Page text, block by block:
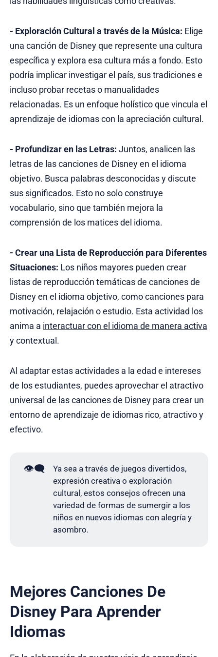
- Exploración Cultural a través de la Música: Elige
una canción de Disney que represente una cultura
específica y explora esa cultura más a fondo. Esto
podría implicar investigar el país, sus tradiciones e
incluso probar recetas o manualidades
relacionadas. Es un enfoque holístico que vincula el
aprendizaje de idiomas con la apreciación cultural.
- Profundizar en las Letras: Juntos, analicen las
letras de las canciones de Disney en el idioma
objetivo. Busca palabras desconocidas y discute
sus significados. Esto no solo construye
vocabulario, sino que también mejora la
comprensión de los matices del idioma.
- Crear una Lista de Reproducción para Diferentes
Situaciones: Los niños mayores pueden crear
listas de reproducción temáticas de canciones de
Disney en el idioma objetivo, como canciones para
motivación, relajación o estudio. Esta actividad los
anima a interactuar con el idioma de manera activa
y contextual.
Al adaptar estas actividades a la edad e intereses
de los estudiantes, puedes aprovechar el atractivo
universal de las canciones de Disney para crear un
entorno de aprendizaje de idiomas rico, atractivo y
efectivo.
👁️‍🗨️
Ya sea a través de juegos divertidos,
expresión creativa o exploración
cultural, estos consejos ofrecen una
variedad de formas de sumergir a los
niños en nuevos idiomas con alegría y
asombro.
Mejores Canciones De
Disney Para Aprender
Idiomas